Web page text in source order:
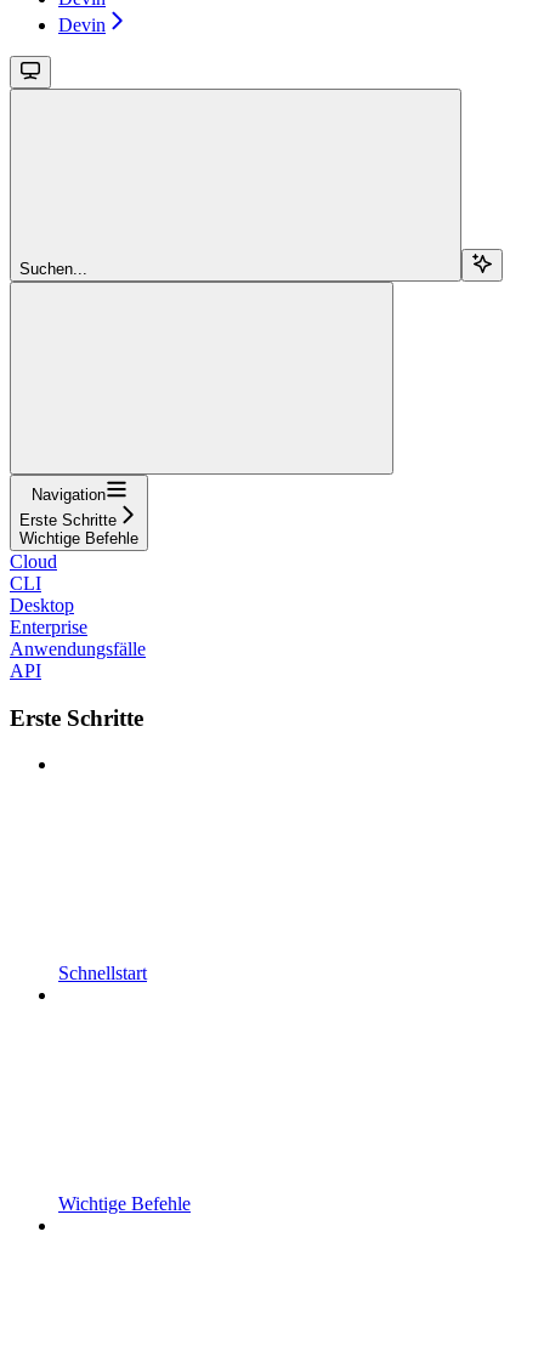
Devin
Suchen...
Navigation
Erste Schritte
Wichtige Befehle
Cloud
CLI
Desktop
Enterprise
Anwendungsfälle
API
Erste Schritte
Schnellstart
Wichtige Befehle